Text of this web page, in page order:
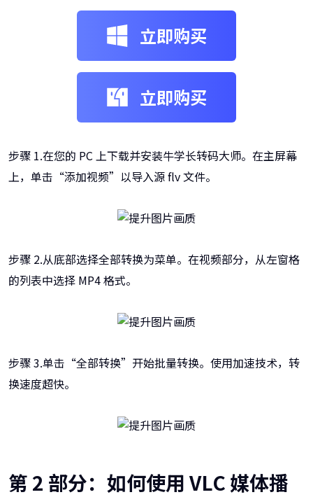
立即购买
立即购买
步骤 1.在您的 PC 上下载并安装牛学长转码大师。在主屏幕
上，单击“添加视频”以导入源 flv 文件。
步骤 2.从底部选择全部转换为菜单。在视频部分，从左窗格
的列表中选择 MP4 格式。
步骤 3.单击“全部转换”开始批量转换。使用加速技术，转
换速度超快。
第 2 部分：如何使用 VLC 媒体播